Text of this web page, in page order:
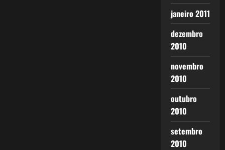
janeiro 2011
dezembro
2010
novembro
2010
outubro
2010
setembro
2010